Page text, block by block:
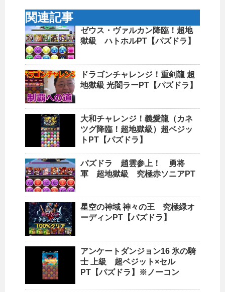
関連記事
ゼウス・ヴァルカン降臨！超地
獄級 ハトホルPT【パズドラ】
ドラゴンチャレンジ！重剣龍 超
地獄級 光闇ラーPT【パズドラ】
大和チャレンジ！義愛龍（カネ
ツグ降臨！超地獄級）超ベジッ
トPT【パズドラ】
パズドラ 趙雲参上！ 勇将
軍 超地獄級 究極赤ソニアPT
星空の神域 神々の王 究極緑オ
ーディンPT【パズドラ】
アンケートダンジョン16 氷の騎
士 上級 超ベジット×セル
PT【パズドラ】※ノーコン